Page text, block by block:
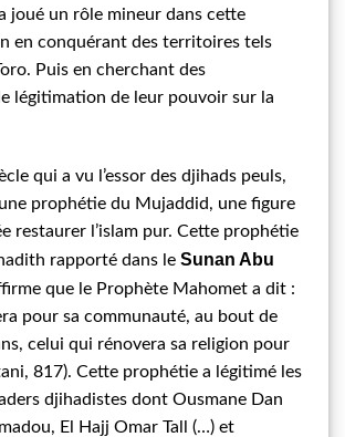
joué un rôle mineur dans cette
en conquérant des territoires tels
Puis en cherchant des
légitimation de leur pouvoir sur la
qui a vu l’essor des djihads peuls,
prophétie du Mujaddid, une figure
restaurer l’islam pur. Cette prophétie
rapporté dans le Sunan Abu
que le Prophète Mahomet a dit :
pour sa communauté, au bout de
celui qui rénovera sa religion pour
817). Cette prophétie a légitimé les
djihadistes dont Ousmane Dan
El Hajj Omar Tall (…) et